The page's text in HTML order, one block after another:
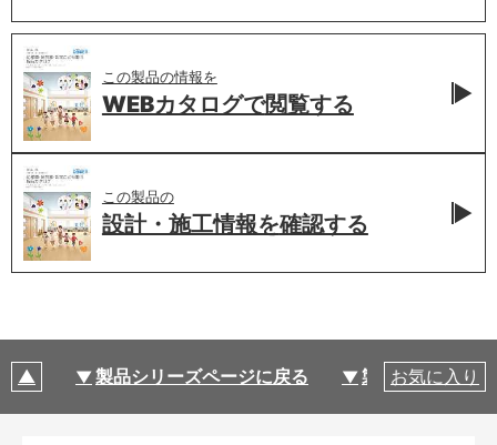
この製品の情報を
WEBカタログで閲覧する
この製品の
設計・施工情報を確認する
製品シリーズページに戻る 製品仕様
お気に入り